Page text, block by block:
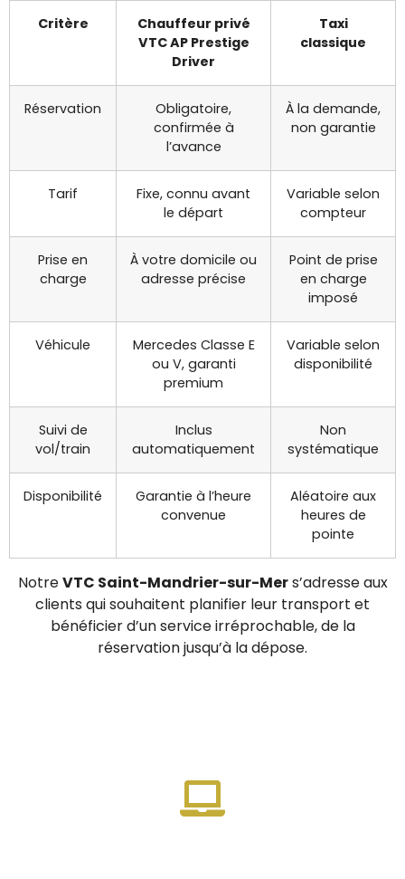
Critère
Chauffeur privé
VTC AP Prestige
Driver
Taxi
classique
Réservation
Obligatoire,
confirmée à
l’avance
À la demande,
non garantie
Tarif
Fixe, connu avant
le départ
Variable selon
compteur
Prise en
charge
À votre domicile ou
adresse précise
Point de prise
en charge
imposé
Véhicule
Mercedes Classe E
ou V, garanti
premium
Variable selon
disponibilité
Suivi de
vol/train
Inclus
automatiquement
Non
systématique
Disponibilité
Garantie à l’heure
convenue
Aléatoire aux
heures de
pointe
NotreVTC Saint-Mandrier-sur-Mers’adresse aux
clients qui souhaitent planifier leur transport et
bénéficier d’un service irréprochable, de la
réservation jusqu’à la dépose.